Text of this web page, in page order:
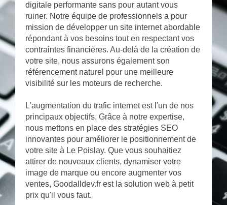
digitale performante sans pour autant vous
ruiner. Notre équipe de professionnels a pour
mission de développer un site internet abordable
répondant à vos besoins tout en respectant vos
contraintes financières. Au-delà de la création de
votre site, nous assurons également son
référencement naturel pour une meilleure
visibilité sur les moteurs de recherche.
L'augmentation du trafic internet est l'un de nos
principaux objectifs. Grâce à notre expertise,
nous mettons en place des stratégies SEO
innovantes pour améliorer le positionnement de
votre site à Le Poislay. Que vous souhaitiez
attirer de nouveaux clients, dynamiser votre
image de marque ou encore augmenter vos
ventes, Goodalldev.fr est la solution web à petit
prix qu'il vous faut.